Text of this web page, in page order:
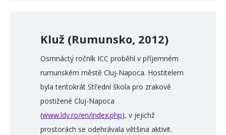
Kluž (Rumunsko, 2012)
Osmnáctý ročník ICC proběhl v příjemném
rumunském městě Cluj-Napoca. Hostitelem
byla tentokrát Střední škola pro zrakově
postižené Cluj-Napoca
(www.ldv.ro/en/index.php), v jejichž
prostorách se odehrávala většina aktivit.